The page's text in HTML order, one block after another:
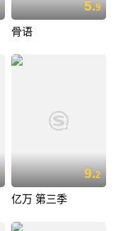
5.9
骨语
9.2
亿万 第三季